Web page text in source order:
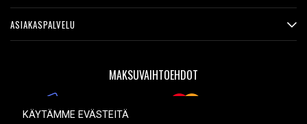
ASIAKASPALVELU
MAKSUVAIHTOEHDOT
KÄYTÄMME EVÄSTEITÄ